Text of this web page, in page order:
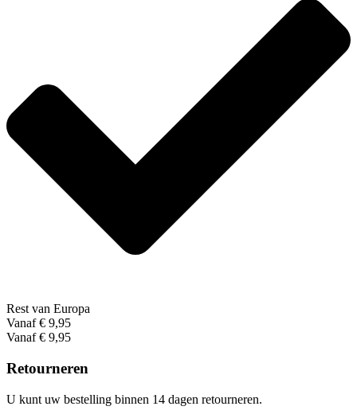
Rest van Europa
Vanaf € 9,95
Vanaf € 9,95
Retourneren
U kunt uw bestelling binnen 14 dagen retourneren.